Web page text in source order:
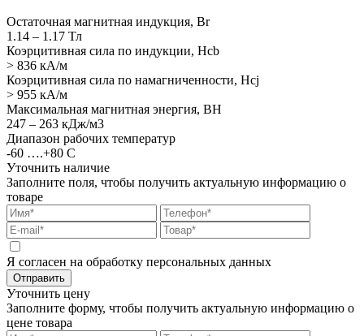
Остаточная магнитная индукция, Br
1.14 – 1.17 Тл
Коэрцитивная сила по индукции, Hcb
> 836 кА/м
Коэрцитивная сила по намагниченности, Hcj
> 955 кА/м
Максимальная магнитная энергия, BH
247 – 263 кДж/м3
Диапазон рабочих температур
-60 ….+80 С
Уточнить наличие
Заполните поля, чтобы получить актуальную информацию о
товаре
Я согласен на обработку персональных данных
Отправить
Уточнить цену
Заполните форму, чтобы получить актуальную информацию о
цене товара